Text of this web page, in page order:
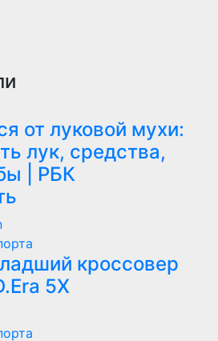
от луковой мухи:
лук, средства,
| РБК
кроссовер
5X